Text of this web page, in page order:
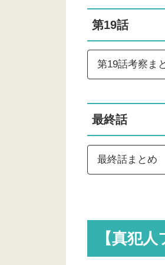
里奈
第19話
第19話考察ま
最終話
最終話まとめ
【真犯